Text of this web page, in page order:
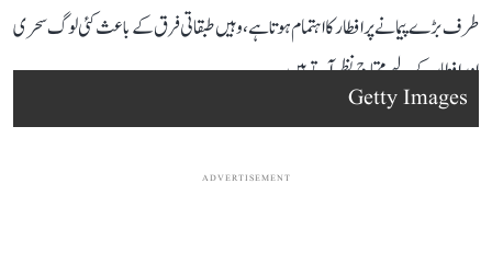
طرف بڑے پیمانے پر افطار کا اہتمام ہوتا ہے، وہیں طبقاتی فرق کے باعث کئی لوگ سحری
اور افطار کے لیے محتاج نظر آتے ہیں۔
Getty Images
ADVERTISEMENT